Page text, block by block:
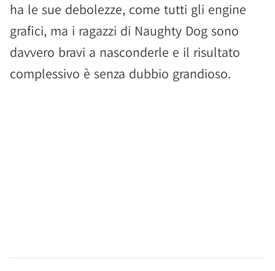
ha le sue debolezze, come tutti gli engine
grafici, ma i ragazzi di Naughty Dog sono
davvero bravi a nasconderle e il risultato
complessivo è senza dubbio grandioso.